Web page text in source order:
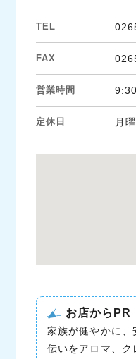
TEL
FAX
営業時間
定休日 月
お店からPR
家族が健やかに
伝いをアロマ、ク